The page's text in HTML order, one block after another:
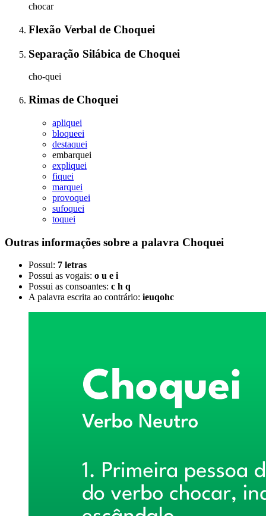
chocar
Flexão Verbal de Choquei
Separação Silábica de Choquei
cho-quei
Rimas de Choquei
apliquei
bloqueei
destaquei
embarquei
expliquei
fiquei
marquei
provoquei
sufoquei
toquei
Outras informações sobre a palavra Choquei
Possui: 7 letras
Possui as vogais: o u e i
Possui as consoantes: c h q
A palavra escrita ao contrário: ieuqohc